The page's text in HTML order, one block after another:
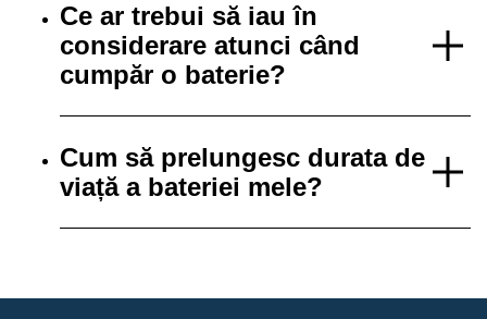
Ce ar trebui să iau în
considerare atunci când
cumpăr o baterie?
Cum să prelungesc durata de
viață a bateriei mele?